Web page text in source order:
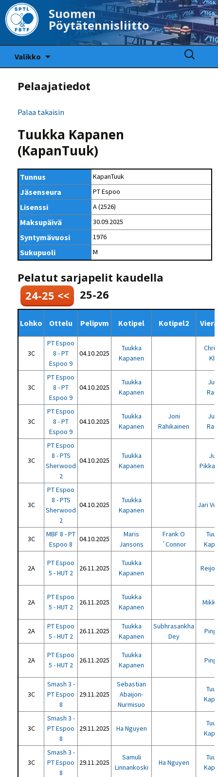
Suomen
Pöytätennisliitto
Valikko
Haku:
Pelaajatiedot
Palaa takaisin
Tuukka Kapanen
(KapanTuuk)
Tunnus KapanTuuk
Jäsenseura PT Espoo
Lisenssi A (2526)
Maksupäivä 30.09.2025
Syntymävuosi 1976
Sukupuoli M
Pelatut sarjapelit kaudella
24-25 <<
25-26
Lohko Ottelu Pelipvm Kotipel Kotipel2
3C
PT Espoo
8 - PT
Espoo 9
04.10.2025
Tuukka
Kapanen
3C
PT Espoo
8 - PT
Espoo 9
04.10.2025
Tuukka
Kapanen
3C
PT Espoo
8 - PT
Espoo 9
04.10.2025
Tuukka
Kapanen
Joni
Rahikainen
3C
PT Espoo
8 - PTS
Sherwood
2
04.10.2025
Tuukka
Kapanen
3C
PT Espoo
8 - PTS
Sherwood
2
04.10.2025
Tuukka
Kapanen
Jari
3C
MBF 8 - PT
Espoo 8
04.10.2025
Maris
Jansons
Frank O
´Connor
2A
PT Espoo
5 - HUT 2
26.11.2025
Tuukka
Kapanen
Reijo
2A
PT Espoo
5 - HUT 2
26.11.2025
Tuukka
Kapanen
2A
PT Espoo
5 - HUT 2
26.11.2025
Tuukka
Kapanen
Subhrasankha
Dey
Ping
2A
PT Espoo
5 - HUT 2
26.11.2025
Tuukka
Kapanen
Ping
3C
Smash 3 -
PT Espoo
8
29.11.2025
Sebastian
Abaijon-
Nurmisuo
3C
Smash 3 -
PT Espoo
8
29.11.2025 Ha Nguyen
3C
Smash 3 -
PT Espoo
8
29.11.2025
Samuli
Linnankoski
Ha Nguyen